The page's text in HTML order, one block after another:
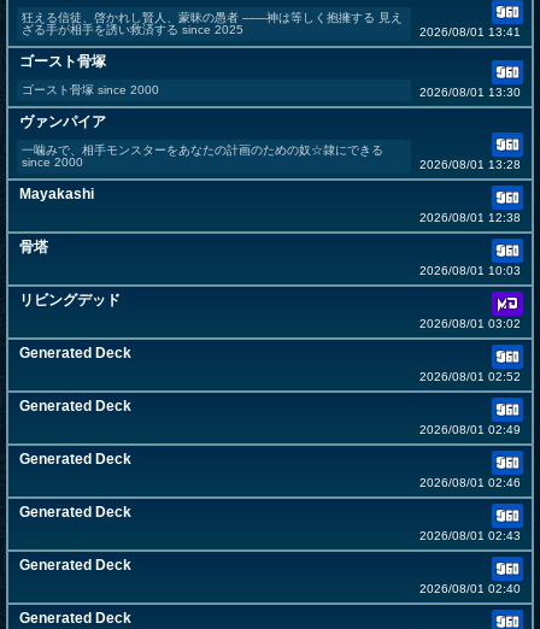
狂える信徒、啓かれし賢人、蒙昧の愚者 ――神は等しく抱擁する 見え
ざる手が相手を誘い救済する since 2025
2026/08/01 13:41
ゴースト骨塚
ゴースト骨塚 since 2000 2026/08/01 13:30
ヴァンパイア
一噛みで、相手モンスターをあなたの計画のための奴☆隷にできる
since 2000
2026/08/01 13:28
Mayakashi
2026/08/01 12:38
骨塔
2026/08/01 10:03
リビングデッド
2026/08/01 03:02
Generated Deck
2026/08/01 02:52
Generated Deck
2026/08/01 02:49
Generated Deck
2026/08/01 02:46
Generated Deck
2026/08/01 02:43
Generated Deck
2026/08/01 02:40
Generated Deck